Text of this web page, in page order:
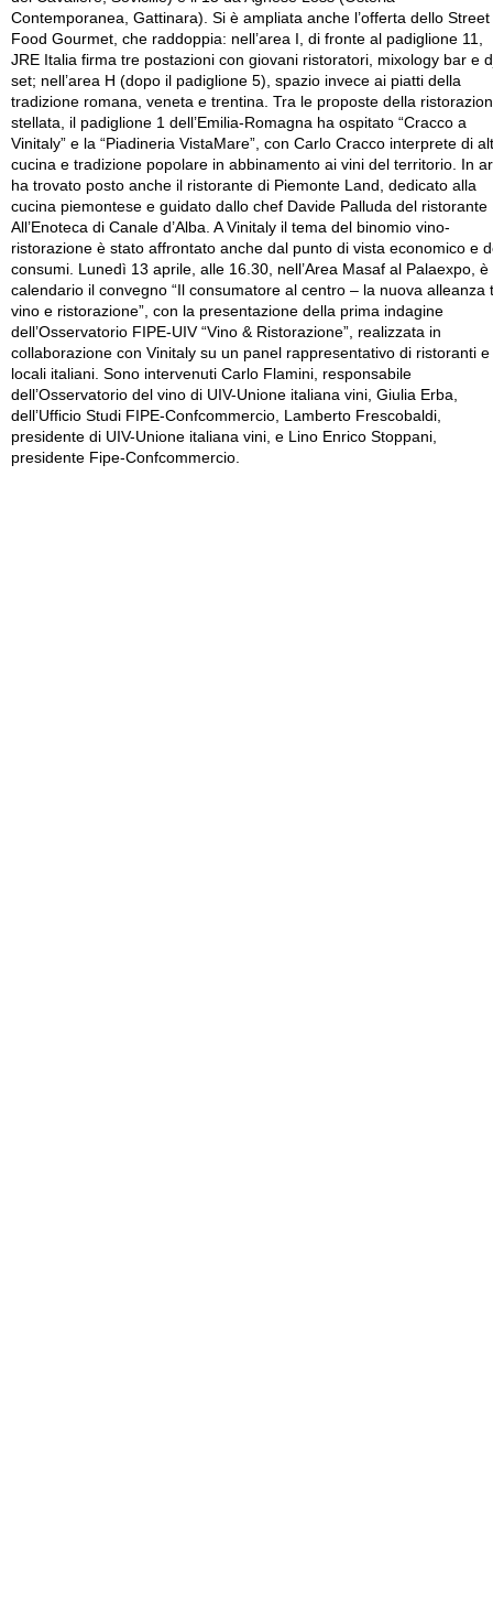
Contemporanea, Gattinara). Si è ampliata anche l’offerta dello Street
Food Gourmet, che raddoppia: nell’area I, di fronte al padiglione 11,
JRE Italia firma tre postazioni con giovani ristoratori, mixology bar e
set; nell’area H (dopo il padiglione 5), spazio invece ai piatti della
tradizione romana, veneta e trentina. Tra le proposte della
stellata, il padiglione 1 dell’Emilia-Romagna ha ospitato “Cracco a
Vinitaly” e la “Piadineria VistaMare”, con Carlo Cracco interprete di
cucina e tradizione popolare in abbinamento ai vini del territorio. In
ha trovato posto anche il ristorante di Piemonte Land, dedicato alla
cucina piemontese e guidato dallo chef Davide Palluda del ristorante
All’Enoteca di Canale d’Alba. A Vinitaly il tema del binomio vino-
ristorazione è stato affrontato anche dal punto di vista economico e
consumi. Lunedì 13 aprile, alle 16.30, nell’Area Masaf al Palaexpo, è
calendario il convegno “Il consumatore al centro – la nuova alleanza
vino e ristorazione”, con la presentazione della prima indagine
dell’Osservatorio FIPE-UIV “Vino & Ristorazione”, realizzata in
collaborazione con Vinitaly su un panel rappresentativo di ristoranti e
locali italiani. Sono intervenuti Carlo Flamini, responsabile
dell’Osservatorio del vino di UIV-Unione italiana vini, Giulia Erba,
dell’Ufficio Studi FIPE-Confcommercio, Lamberto Frescobaldi,
presidente di UIV-Unione italiana vini, e Lino Enrico Stoppani,
presidente Fipe-Confcommercio.